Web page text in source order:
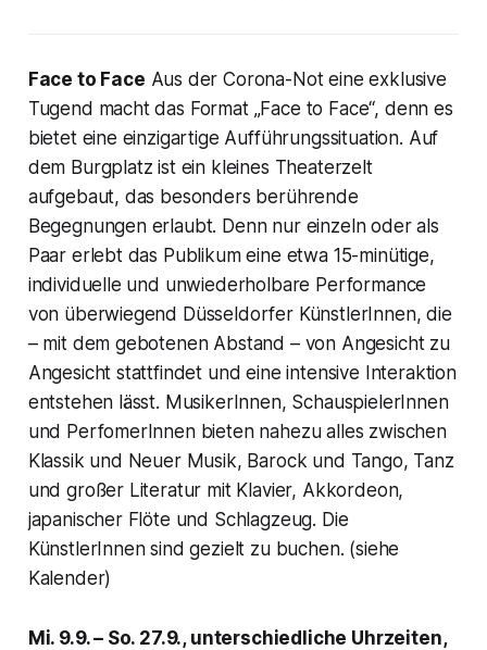
Face to Face Aus der Corona-Not eine exklusive
Tugend macht das Format „Face to Face“, denn es
bietet eine einzigartige Aufführungssituation. Auf
dem Burgplatz ist ein kleines Theaterzelt
aufgebaut, das besonders berührende
Begegnungen erlaubt. Denn nur einzeln oder als
Paar erlebt das Publikum eine etwa 15-minütige,
individuelle und unwiederholbare Performance
von überwiegend Düsseldorfer KünstlerInnen, die
– mit dem gebotenen Abstand – von Angesicht zu
Angesicht stattfindet und eine intensive Interaktion
entstehen lässt. MusikerInnen, SchauspielerInnen
und PerfomerInnen bieten nahezu alles zwischen
Klassik und Neuer Musik, Barock und Tango, Tanz
und großer Literatur mit Klavier, Akkordeon,
japanischer Flöte und Schlagzeug. Die
KünstlerInnen sind gezielt zu buchen. (siehe
Kalender)
Mi. 9.9. – So. 27.9., unterschiedliche Uhrzeiten,